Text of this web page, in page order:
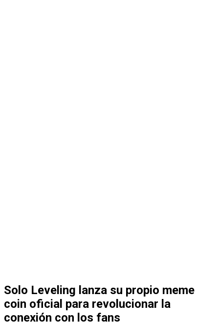
Solo Leveling lanza su propio meme
coin oficial para revolucionar la
conexión con los fans